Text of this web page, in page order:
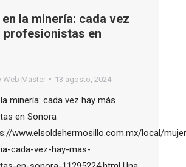
la minería: cada vez
profesionistas en
Web Master 13 agosto, 2024
minería: cada vez hay más
en Sonora
www.elsoldehermosillo.com.mx/local/
cada-vez-hay-mas-